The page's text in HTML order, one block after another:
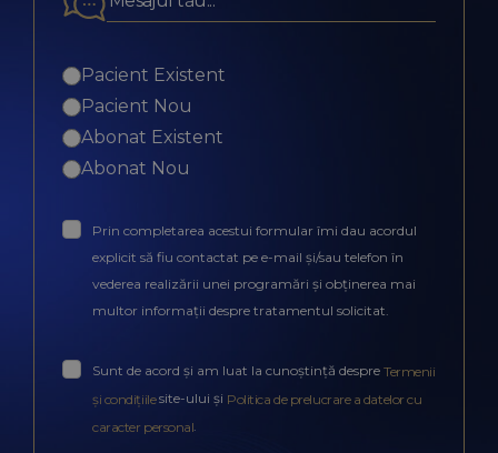
Pacient Existent
Pacient Nou
Abonat Existent
Abonat Nou
Prin completarea acestui formular îmi dau acordul
explicit să fiu contactat pe e-mail și/sau telefon în
vederea realizării unei programări și obținerea mai
multor informații despre tratamentul solicitat.
Sunt de acord și am luat la cunoștință despre Termenii
și condițiilesite-ului și Politica de prelucrare a datelor cu
caracter personal.